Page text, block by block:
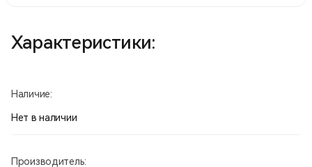
отверстие для дренажа воды. Совместим с ранцем
изменяемого объёма. Комплектуется упаковочным чехлом,
Производство Россия.
Характеристики:
Наличие:
Нет в наличии
Производитель: